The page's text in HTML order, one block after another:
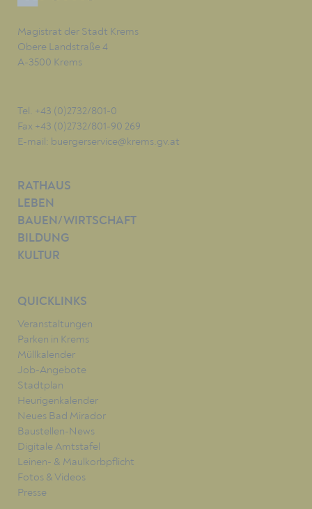
Magistrat der Stadt Krems
Obere Landstraße 4
A-3500 Krems
Tel. +43 (0)2732/801-0
Fax +43 (0)2732/801-90 269
E-mail: buergerservice@krems.gv.at
RATHAUS
LEBEN
BAUEN/WIRTSCHAFT
BILDUNG
KULTUR
QUICKLINKS
Veranstaltungen
Parken in Krems
Müllkalender
Job-Angebote
Stadtplan
Heurigenkalender
Neues Bad Mirador
Baustellen-News
Digitale Amtstafel
Leinen- & Maulkorbpflicht
Fotos & Videos
Presse